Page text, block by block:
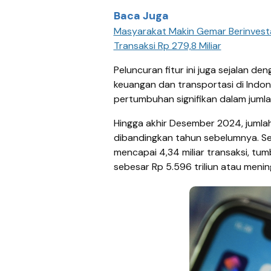
Baca Juga
Masyarakat Makin Gemar
Transaksi Rp 279,8 Miliar
Peluncuran fiturini juga sejalan
keuangan dan transportasi di
pertumbuhan signifikan dalam
Hingga akhirDesember2024,
dibandingkan tahun sebelumnya.
mencapai 4,34 miliar transaksi,
sebesar Rp 5.596 triliun atau